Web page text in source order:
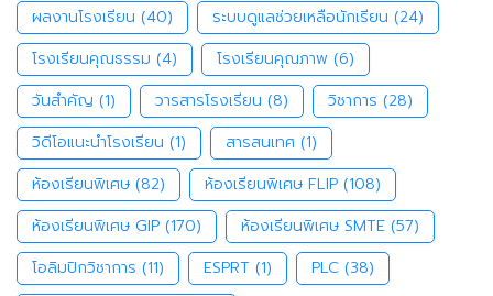
ผลงานโรงเรียน (40) ระบบดูแลช่วยเหลือนักเรียน (24)
โรงเรียนคุณธรรม (4) โรงเรียนคุณภาพ (6)
วันสำคัญ (1) วารสารโรงเรียน (8) วิชาการ (28)
วิดีโอแนะนำโรงเรียน (1) สารสนเทศ (1)
ห้องเรียนพิเศษ (82) ห้องเรียนพิเศษ FLIP (108)
ห้องเรียนพิเศษ GIP (170) ห้องเรียนพิเศษ SMTE (57)
โอลิมปิกวิชาการ (11) ESPRT (1) PLC (38)